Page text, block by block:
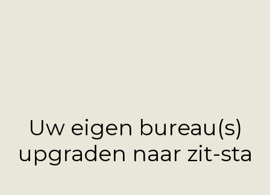
Uw eigen bureau(s)
upgraden naar zit-sta